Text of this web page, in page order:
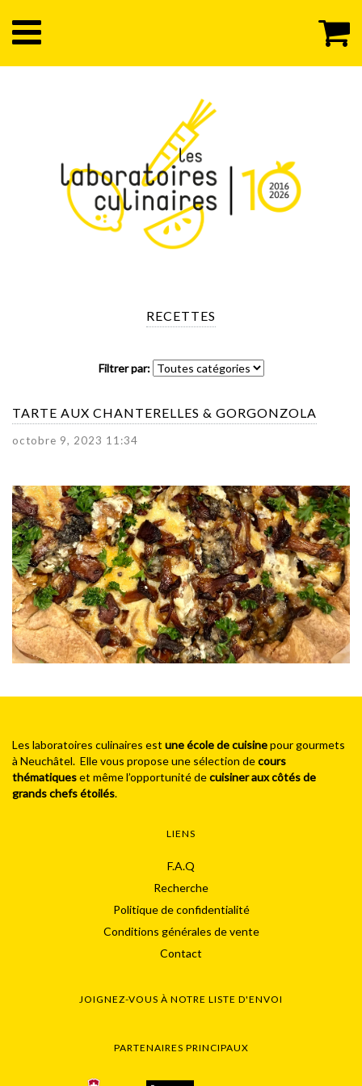
RECETTES
Filtrer par:
TARTE AUX CHANTERELLES & GORGONZOLA
octobre 9, 2023 11:34
Les laboratoires culinaires est une école de cuisinepour gourmets
à Neuchâtel. Elle vous propose une sélection decours
thématiqueset même l’opportunité decuisiner aux côtés de
grands chefs étoilés.
LIENS
F.A.Q
Recherche
Politique de confidentialité
Conditions générales de vente
Contact
JOIGNEZ-VOUS À NOTRE LISTE D'ENVOI
PARTENAIRES PRINCIPAUX